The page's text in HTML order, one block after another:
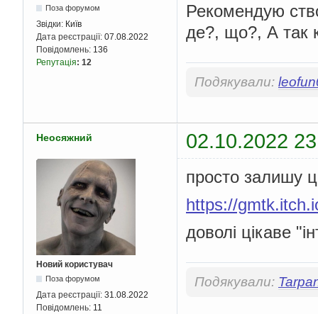
Поза форумом
Звідки: Київ
Дата реєстрації: 07.08.2022
Повідомлень: 136
Репутація: 12
Рекомендую
де?, що?, А так
Подякували:
Неосяжний 02.10.2022
Новий користувач
Поза форумом
Дата реєстрації: 31.08.2022
Повідомлень: 11
просто залишу
https://
доволі цікаве
Подякували: